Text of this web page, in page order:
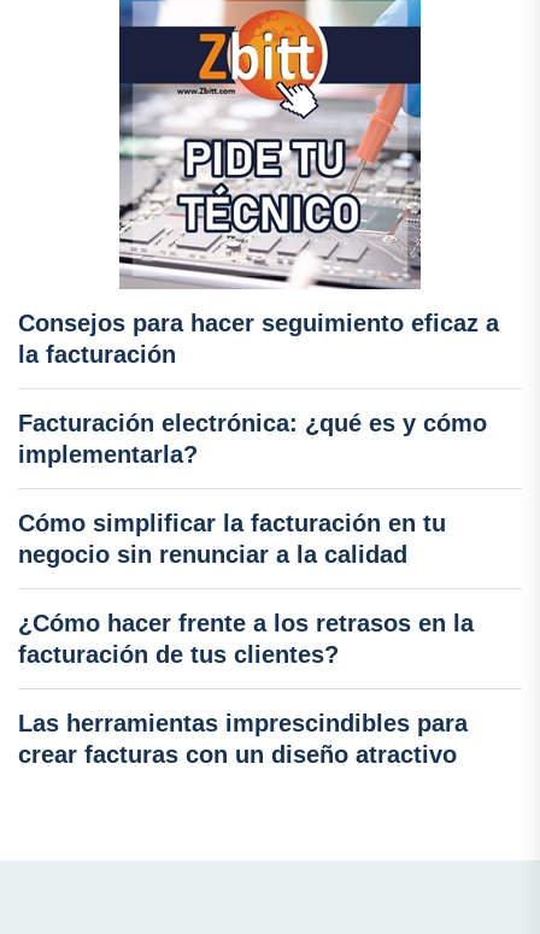
Consejos para hacer seguimiento eficaz a
la facturación
Facturación electrónica: ¿qué es y cómo
implementarla?
Cómo simplificar la facturación en tu
negocio sin renunciar a la calidad
¿Cómo hacer frente a los retrasos en la
facturación de tus clientes?
Las herramientas imprescindibles para
crear facturas con un diseño atractivo